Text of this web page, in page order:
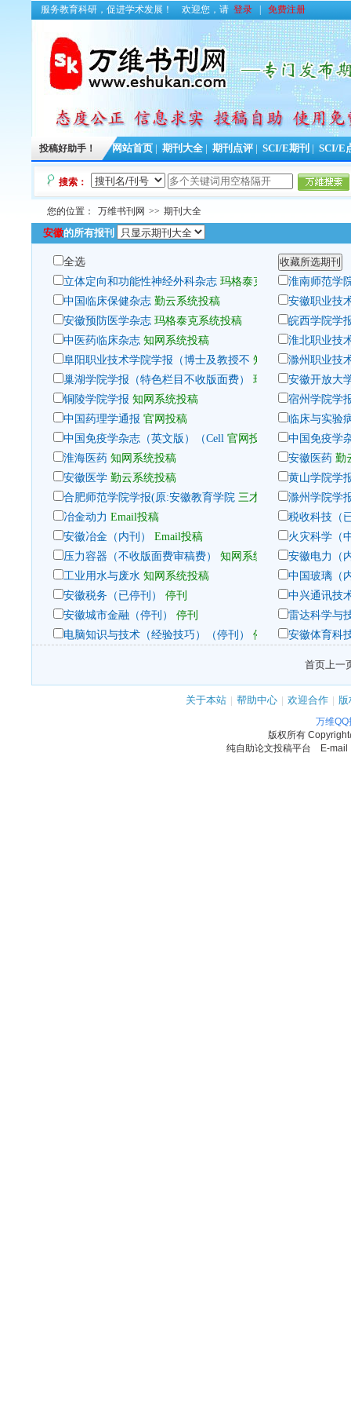
服务教育科研，促进学术发展！ 欢迎您，请 登录 免费注册
投稿好助手！ 网站首页 期刊大全 期刊点评 SCI/E期刊 SCI/E
搜索：
您的位置： 万维书刊网 >> 期刊大全
安徽的所有报刊
全选
立体定向和功能性神经外科杂志 玛格泰克系统投稿淮南师范学
中国临床保健杂志 勤云系统投稿
安徽职业技
安徽预防医学杂志 玛格泰克系统投稿
皖西学院学
中医药临床杂志 知网系统投稿
淮北职业技
阜阳职业技术学院学报（博士及教授不 知网系统投稿
滁州职业技
巢湖学院学报（特色栏目不收版面费）
玛格泰克系统投稿
安徽开放大
铜陵学院学报 知网系统投稿
宿州学院学
中国药理学通报 官网投稿
临床与实验
中国免疫学杂志（英文版）（Cell 官网投稿
中国免疫学
淮海医药 知网系统投稿 安徽医药 勤
安徽医学 勤云系统投稿
黄山学院学
合肥师范学院学报(原:安徽教育学院 三才系统投稿滁州学院学
冶金动力 Email投稿
税收科技（
安徽冶金（内刊）
Email投稿
火灾科学（
压力容器（不收版面费审稿费）
知网系统投稿 安徽电力（
工业用水与废水 知网系统投稿
中国玻璃（
安徽税务（已停刊）
停刊
中兴通讯技
安徽城市金融（停刊）
停刊
雷达科学与
电脑知识与技术（经验技巧）（停刊）
停刊 安徽体育科
首页上一
关于本站 | 帮助中心 | 欢迎合作 |
万维
版权所有
纯自助论文投稿平台 E-mail